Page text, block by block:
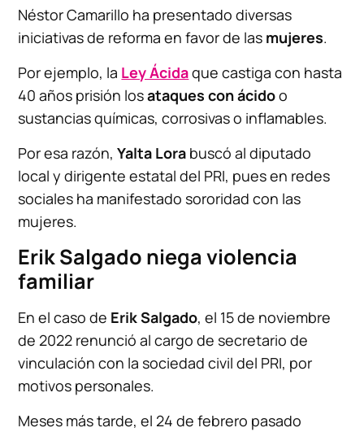
Néstor Camarillo ha presentado diversas
iniciativas de reforma en favor de las mujeres.
Por ejemplo, la Ley Ácidaque castiga con hasta
40 años prisión losataques con ácidoo
sustancias químicas, corrosivas o inflamables.
Por esa razón,Yalta Lora buscó al diputado
local y dirigente estatal del PRI, pues en redes
sociales ha manifestado sororidad con las
mujeres.
Erik Salgado niega violencia
familiar
En el caso de Erik Salgado, el 15 de noviembre
de 2022 renunció al cargo de secretario de
vinculación con la sociedad civil del PRI, por
motivos personales.
Meses más tarde, el 24 de febrero pasado